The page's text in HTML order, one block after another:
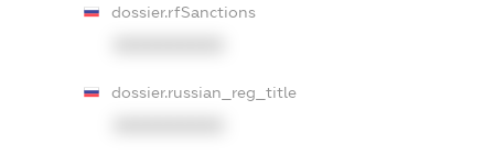
dossier.rfSanctions
dossier.russian_reg_title